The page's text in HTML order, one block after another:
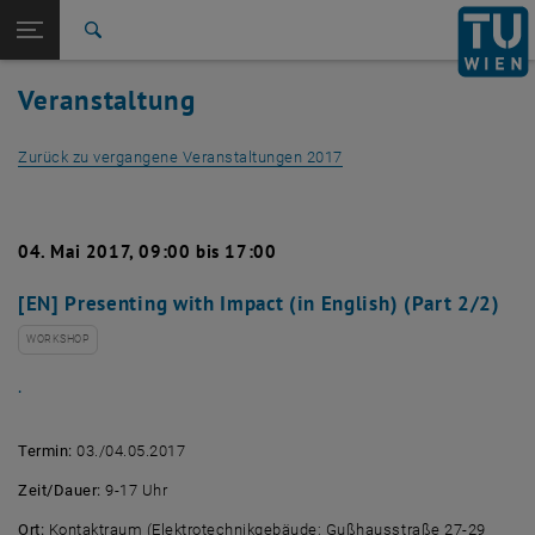
TU Login
Quicklinks
Quicklinks-Menü umschalten
Studium
International
Karriere
Detailansicht 2017
Veranstaltung
Zurück zu vergangene Veranstaltungen 2017
04. Mai 2017, 09:00 bis 17:00
[EN] Presenting with Impact (in English) (Part 2/2)
WORKSHOP
.
Termin:03./04.05.2017
Zeit/Dauer: 9-17 Uhr
Ort: Kontaktraum (Elektrotechnikgebäude; Gußhausstraße 27-29